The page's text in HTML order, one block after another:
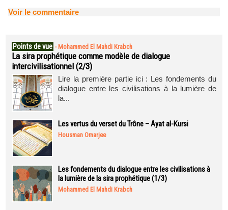
Voir le commentaire
Points de vue - Mohammed El Mahdi Krabch
La sira prophétique comme modèle de dialogue
intercivilisationnel (2/3)
Lire la première partie ici : Les fondements du
dialogue entre les civilisations à la lumière de
la...
Les vertus du verset du Trône – Ayat al-Kursi
Housman Omarjee
Les fondements du dialogue entre les civilisations à
la lumière de la sira prophétique (1/3)
Mohammed El Mahdi Krabch